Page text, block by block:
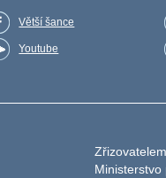
Větší šance
Youtube
Ministerstvo